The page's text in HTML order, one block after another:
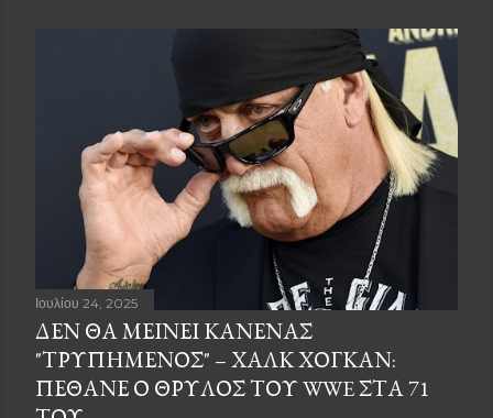
Ιουλίου 24, 2025
ΔΕΝ ΘΑ ΜΕΊΝΕΙ ΚΑΝΈΝΑΣ
"ΤΡΥΠΗΜΕΝΟΣ" – ΧΑΛΚ ΧΌΓΚΑΝ:
ΠΈΘΑΝΕ Ο ΘΡΎΛΟΣ ΤΟΥ WWE ΣΤΑ 71